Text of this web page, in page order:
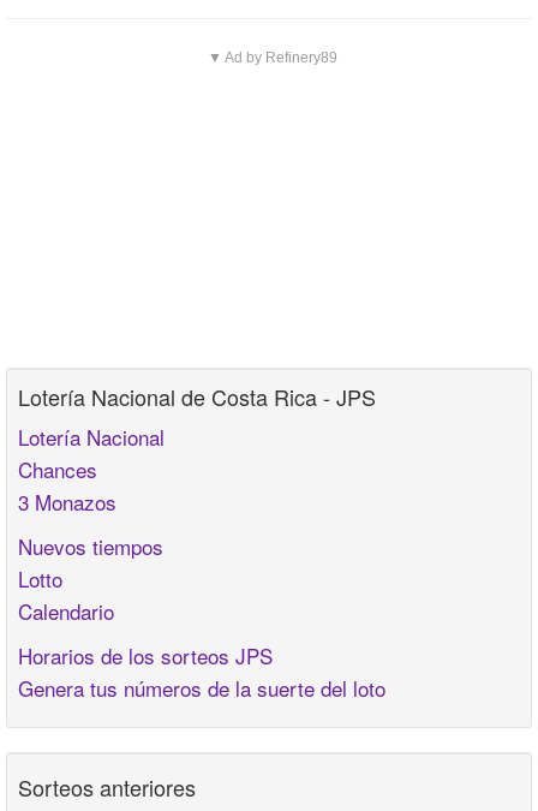
▼ Ad by Refinery89
Lotería Nacional de Costa Rica - JPS
Lotería Nacional
Chances
3 Monazos
Nuevos tiempos
Lotto
Calendario
Horarios de los sorteos JPS
Genera tus números de la suerte del loto
Sorteos anteriores